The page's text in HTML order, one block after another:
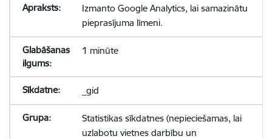
Izmanto Google Analytics, lai samazinātu
pieprasījuma līmeni.
1 minūte
_gid
Statistikas sīkdatnes (nepieciešamas, lai
uzlabotu vietnes darbību un